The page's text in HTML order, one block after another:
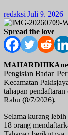
redaksi Juli 9, 2026
Spread the love
Pengisian Badan
Kecamatan
tahapan
Rabu (8/7/2026).
Selama kurang lebih
18 orang